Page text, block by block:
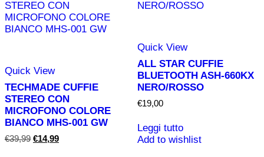
Quick View
TECHMADE CUFFIE
STEREO CON
MICROFONO COLORE
BIANCO MHS-001 GW
€39,99 Il
€14,99Il
Quick View
ALL STAR CUFFIE
BLUETOOTH ASH-660KX
NERO/ROSSO
€19,00
Leggi tutto
Add to wishlist